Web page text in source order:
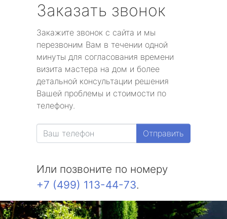
Заказать звонок
Закажите звонок с сайта и мы
перезвоним Вам в течении одной
минуты для согласования времени
визита мастера на дом и более
детальной консультации решения
Вашей проблемы и стоимости по
телефону.
Отправить
Или позвоните по номеру
+7 (499) 113-44-73.